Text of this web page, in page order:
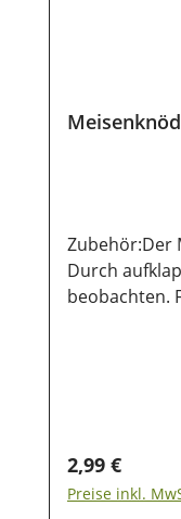
Zubehör:Der
Durch
beobachten.
Regulärer
2,99 €
Preise inkl.